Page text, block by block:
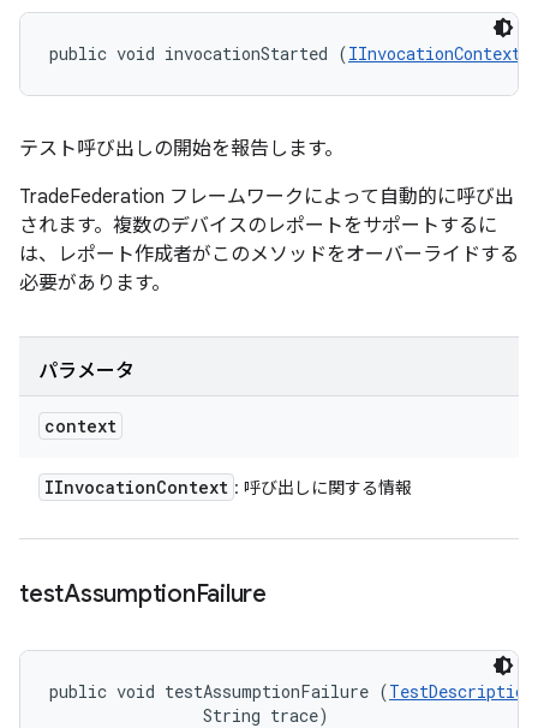
public void invocationStarted (IInvocationContext
テスト呼び出しの開始を報告します。
TradeFederation フレームワークによって自動的に呼び出
されます。複数のデバイスのレポートをサポートするに
は、レポート作成者がこのメソッドをオーバーライドする
必要があります。
パラメータ
context
IInvocationContext : 呼び出しに関する情報
testAssumptionFailure
public void testAssumptionFailure (TestDescription
                String trace)